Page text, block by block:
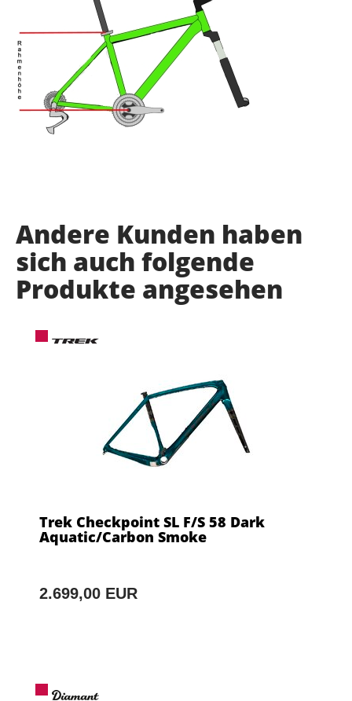
Andere Kunden haben
sich auch folgende
Produkte angesehen
Trek Checkpoint SL F/S 58 Dark
Aquatic/Carbon Smoke
2.699,00 EUR